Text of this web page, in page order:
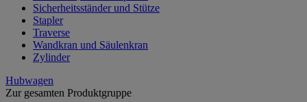
Sicherheitsständer und Stütze
Stapler
Traverse
Wandkran und Säulenkran
Zylinder
Hubwagen
Zur gesamten Produktgruppe